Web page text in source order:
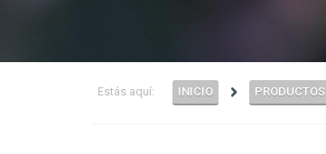
Estás aquí: INICIO PRODUCTOS